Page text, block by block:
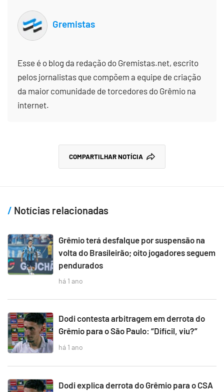
Gremistas
Esse é o blog da redação do Gremistas.net, escrito
pelos jornalistas que compõem a equipe de criação
da maior comunidade de torcedores do Grêmio na
internet.
COMPARTILHAR NOTÍCIA
Notícias relacionadas
Grêmio terá desfalque por suspensão na
volta do Brasileirão; oito jogadores seguem
pendurados
há 1 ano
Dodi contesta arbitragem em derrota do
Grêmio para o São Paulo: “Difícil, viu?”
há 1 ano
Dodi explica derrota do Grêmio para o CSA